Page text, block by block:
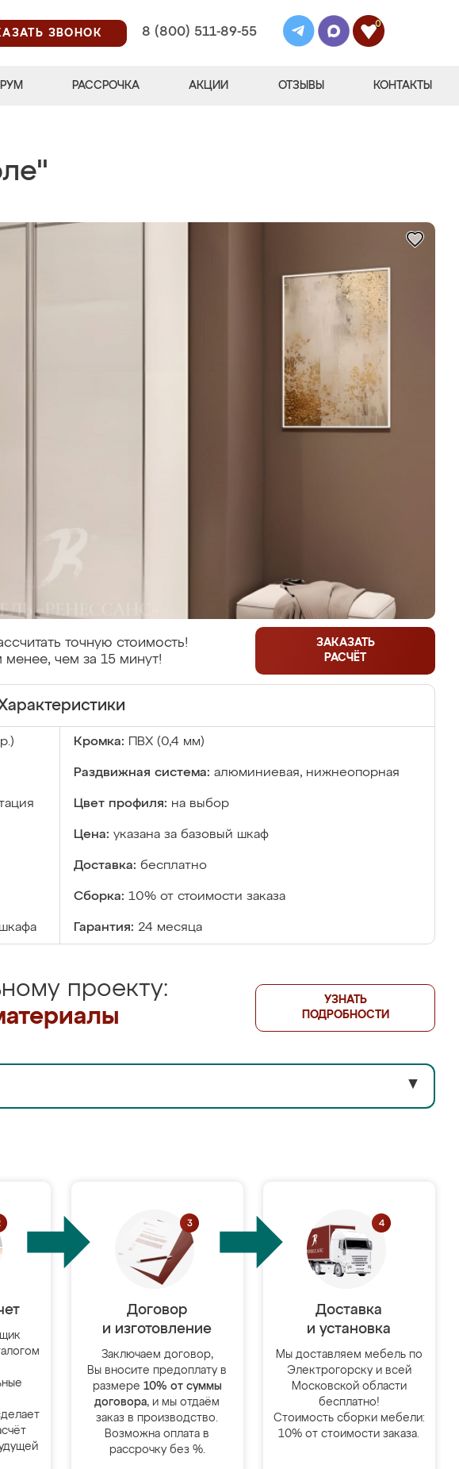
ЗВОНОК
8 (800) 511-89-55
0
РАССРОЧКА АКЦИИ ОТЗЫВЫ КОНТАКТЫ
точную стоимость!
менее, чем за 15 минут!
ЗАКАЗАТЬ
РАСЧЁТ
Кромка: ПВХ (0,4 мм)
Раздвижная система: алюминиевая, нижнеопорная
Цвет профиля: на выбор
Цена: указана за базовый шкаф
Доставка: бесплатно
Сборка: 10% от стоимости заказа
Гарантия: 24 месяца
проекту:
УЗНАТЬ
ПОДРОБНОСТИ
▼
Договор
и изготовление
Заключаем договор,
Вы вносите предоплату в
размере 10% от суммы
договора, и мы отдаём
заказ в производство.
Возможна оплата в
рассрочку без %.
Доставка
и установка
Мы доставляем мебель по
Электрогорску и всей
Московской области
бесплатно!
Стоимость сборки мебели:
10% от стоимости заказа.